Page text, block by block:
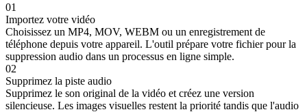
01
Importez votre vidéo
Choisissez un MP4, MOV, WEBM ou un enregistrement de
téléphone depuis votre appareil. L'outil prépare votre fichier pour la
suppression audio dans un processus en ligne simple.
02
Supprimez la piste audio
Supprimez le son original de la vidéo et créez une version
silencieuse. Les images visuelles restent la priorité tandis que l'audio